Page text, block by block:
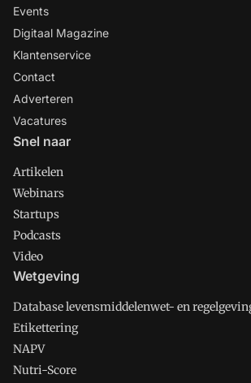
Events
Digitaal Magazine
Klantenservice
Contact
Adverteren
Vacatures
Snel naar
Artikelen
Webinars
Startups
Podcasts
Video
Wetgeving
Database levensmiddelenwet- en
Etikettering
NAPV
Nutri-Score